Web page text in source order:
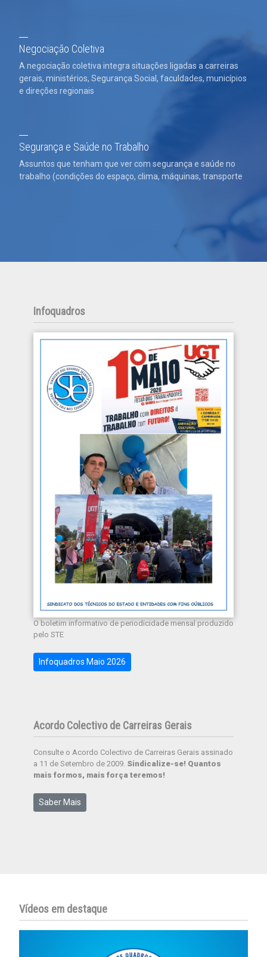
Negociação Coletiva
A negociação coletiva integra situações ligadas a carreiras
gerais, ministérios, Segurança Social, faculdades, municípios
e direções regionais
Segurança e Saúde no Trabalho
Assuntos que tenham que ver com segurança e saúde no
trabalho (condições do espaço, clima, máquinas, transporte
Infoquadros
O boletim informativo de periodicidade mensal produzido
pelo STE
Infoquadros Maio 2026
Acordo Colectivo de Carreiras Gerais
Consulte o Acordo Colectivo de Carreiras Gerais assinado
a 11 de Setembro de 2009. Sindicalize-se! Quantos
mais formos, mais força teremos!
Saber Mais
Vídeos em destaque